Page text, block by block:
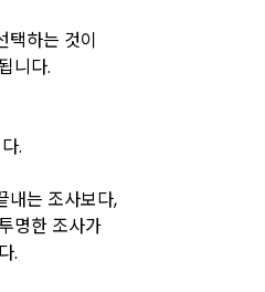
택하는 것이
니다.
.
내는 조사보다,
명한 조사가
.